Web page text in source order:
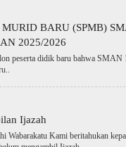
BARU (SPMB)
2025/2026
peserta didik baru bahwa SMAN
Ijazah
Wabarakatu Kami beritahukan